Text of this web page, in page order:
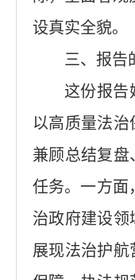
设真实全貌。
三、报告
这份报告
以高质量法治
兼顾总结复盘
任务。一方面
治政府建设领
展现法治护航